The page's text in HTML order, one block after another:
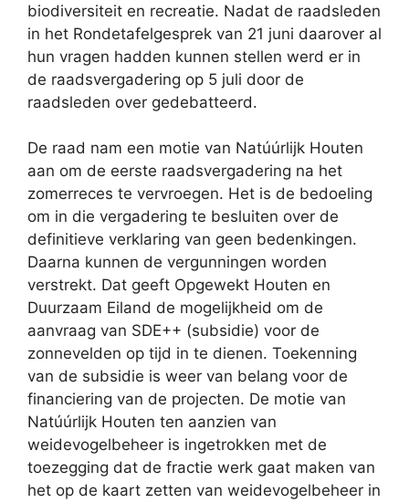
biodiversiteit en recreatie. Nadat de raadsleden
in het Rondetafelgesprek van 21 juni daarover al
hun vragen hadden kunnen stellen werd er in
de raadsvergadering op 5 juli door de
raadsleden over gedebatteerd.
De raad nam een motie van Natúúrlijk Houten
aan om de eerste raadsvergadering na het
zomerreces te vervroegen. Het is de bedoeling
om in die vergadering te besluiten over de
definitieve verklaring van geen bedenkingen.
Daarna kunnen de vergunningen worden
verstrekt. Dat geeft Opgewekt Houten en
Duurzaam Eiland de mogelijkheid om de
aanvraag van SDE++ (subsidie) voor de
zonnevelden op tijd in te dienen. Toekenning
van de subsidie is weer van belang voor de
financiering van de projecten. De motie van
Natúúrlijk Houten ten aanzien van
weidevogelbeheer is ingetrokken met de
toezegging dat de fractie werk gaat maken van
het op de kaart zetten van weidevogelbeheer in